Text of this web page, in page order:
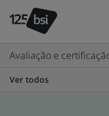
Avaliação e
Ver todos